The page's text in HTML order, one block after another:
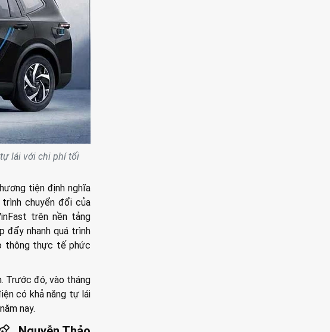
lái với chi phí tối
tiện định nghĩa
chuyển đổi của
trên nền tảng
đẩy nhanh quá trình
thông thực tế phức
Trước đó, vào tháng
có khả năng tự lái
nay.